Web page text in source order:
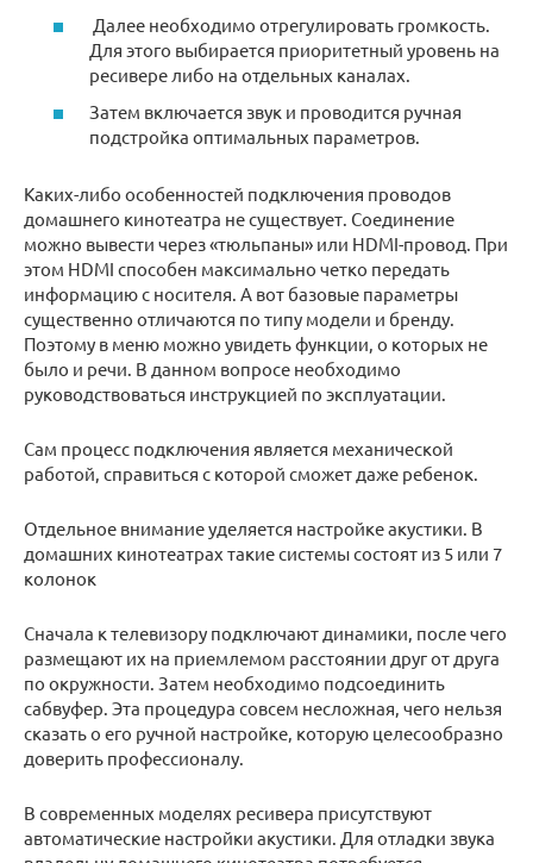
Далее необходимо отрегулировать громкость.
Для этого выбирается приоритетный уровень на
ресивере либо на отдельных каналах.
Затем включается звук и проводится ручная
подстройка оптимальных параметров.
Каких-либо особенностей подключения проводов
домашнего кинотеатра не существует. Соединение
можно вывести через «тюльпаны» или HDMI-провод. При
этом HDMI способен максимально четко передать
информацию с носителя. А вот базовые параметры
существенно отличаются по типу модели и бренду.
Поэтому в меню можно увидеть функции, о которых не
было и речи. В данном вопросе необходимо
руководствоваться инструкцией по эксплуатации.
Сам процесс подключения является механической
работой, справиться с которой сможет даже ребенок.
Отдельное внимание уделяется настройке акустики. В
домашних кинотеатрах такие системы состоят из 5 или 7
колонок
Сначала к телевизору подключают динамики, после чего
размещают их на приемлемом расстоянии друг от друга
по окружности. Затем необходимо подсоединить
сабвуфер. Эта процедура совсем несложная, чего нельзя
сказать о его ручной настройке, которую целесообразно
доверить профессионалу.
В современных моделях ресивера присутствуют
автоматические настройки акустики. Для отладки звука